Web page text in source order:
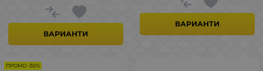
ВАРИАНТИ
ВАРИАНТИ
ПРОМО -30%